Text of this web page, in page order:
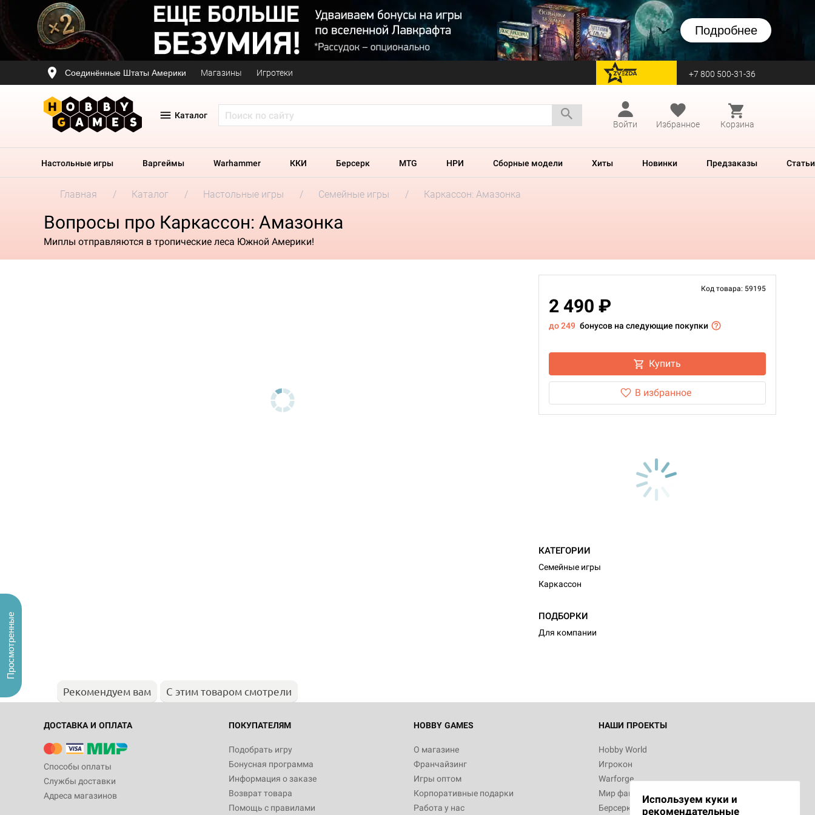
Подробнее
Соединённые Штаты Америки Магазины Игротеки перейти на Zvezda +7 800 500-31-36
Каталог
Войти
Избранное Корзина
Настольные игры Варгеймы Warhammer ККИ Берсерк MTG НРИ Сборные модели Хиты Новинки Предзаказы Статьи
Главная Каталог Настольные игры Семейные игры Каркассон: Амазонка
Вопросы про Каркассон: Амазонка
Миплы отправляются в тропические леса Южной Америки!
Код товара: 59195
2 490 ₽
до 249 бонусов на следующие покупки
Купить
В избранное
КАТЕГОРИИ
Семейные игры
Каркассон
ПОДБОРКИ
Для компании
Рекомендуем вам С этим товаром смотрели
ДОСТАВКА И ОПЛАТА
Способы оплаты
Службы доставки
Адреса магазинов
ПОКУПАТЕЛЯМ
Подобрать игру
Бонусная программа
Информация о заказе
Возврат товара
Помощь с правилами
HOBBY GAMES
О магазине
Франчайзинг
Игры оптом
Корпоративные подарки
Работа у нас
НАШИ ПРОЕКТЫ
Hobby World
Игрокон
Warforge
Мир фантастики
Берсерк
Используем куки и
рекомендательные
Просмотренные
Настольная игра Hobby World Журнал
"Мир фантастики. Спецвыпуск: Братья
империи: Боевая тревога
799
Настольная игра Hobby World Сумерки
империи. Четвёртая редакция: Грозовой
Рубеж
12 990